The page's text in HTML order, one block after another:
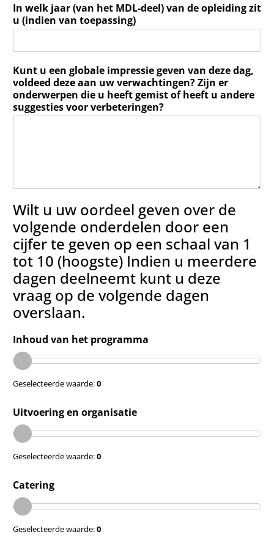
In welk jaar (van het MDL-deel) van de opleiding zit
u (indien van toepassing)
Kunt u een globale impressie geven van deze dag,
voldeed deze aan uw verwachtingen? Zijn er
onderwerpen die u heeft gemist of heeft u andere
suggesties voor verbeteringen?
Wilt u uw oordeel geven over de
volgende onderdelen door een
cijfer te geven op een schaal van 1
tot 10 (hoogste) Indien u meerdere
dagen deelneemt kunt u deze
vraag op de volgende dagen
overslaan.
Inhoud van het programma
Geselecteerde waarde:0
Uitvoering en organisatie
Geselecteerde waarde:0
Catering
Geselecteerde waarde:0